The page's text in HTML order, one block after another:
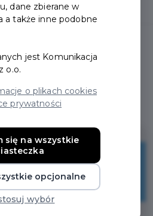
Miodowa
i warunki
dane zbierane w
a także inne podobne
jest Komunikacja
o.o.
o plikach cookies
prywatności
się na wszystkie
opcjonalne
wybór